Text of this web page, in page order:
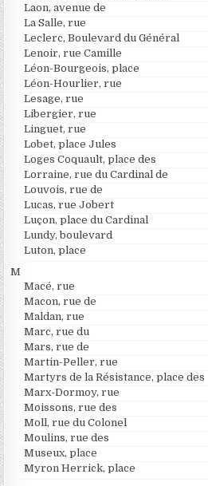
Laon, avenue de
La Salle, rue
Leclerc, Boulevard du Général
Lenoir, rue Camille
Léon-Bourgeois, place
Léon-Hourlier, rue
Lesage, rue
Libergier, rue
Linguet, rue
Lobet, place Jules
Loges Coquault, place des
Lorraine, rue du Cardinal de
Louvois, rue de
Lucas, rue Jobert
Luçon, place du Cardinal
Lundy, boulevard
Luton, place
M
Macé, rue
Macon, rue de
Maldan, rue
Marc, rue du
Mars, rue de
Martin-Peller, rue
Martyrs de la Résistance, place des
Marx-Dormoy, rue
Moissons, rue des
Moll, rue du Colonel
Moulins, rue des
Museux, place
Myron Herrick, place